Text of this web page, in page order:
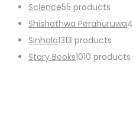
Science55 products
Shishathwa Perahuruwa4
Sinhala1313 products
Story Books1010 products